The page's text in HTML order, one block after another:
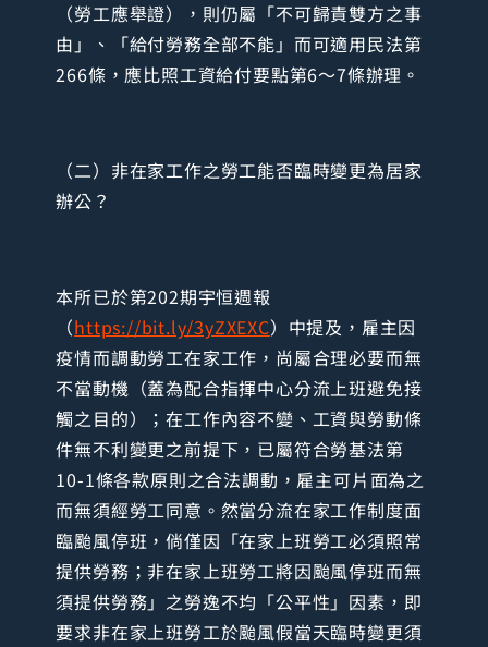
（勞工應舉證），則仍屬「不可歸責雙方之事
由」、「給付勞務全部不能」而可適用民法第
266條，應比照工資給付要點第6～7條辦理。
（二）非在家工作之勞工能否臨時變更為居家
辦公？
本所已於第202期宇恒週報
（https://bit.ly/3yZXEXC）中提及，雇主因
疫情而調動勞工在家工作，尚屬合理必要而無
不當動機（蓋為配合指揮中心分流上班避免接
觸之目的）；在工作內容不變、工資與勞動條
件無不利變更之前提下，已屬符合勞基法第
10-1條各款原則之合法調動，雇主可片面為之
而無須經勞工同意。然當分流在家工作制度面
臨颱風停班，倘僅因「在家上班勞工必須照常
提供勞務；非在家上班勞工將因颱風停班而無
須提供勞務」之勞逸不均「公平性」因素，即
要求非在家上班勞工於颱風假當天臨時變更須